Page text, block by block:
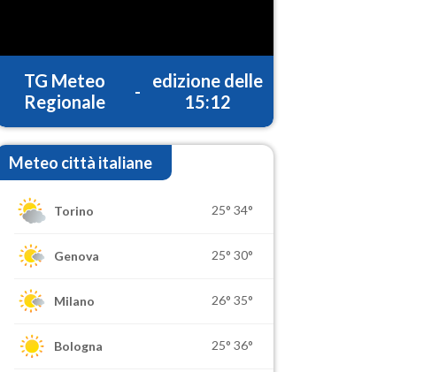
TG Meteo
Regionale
-
edizione delle
15:12
Meteo città italiane
Torino 25° 34°
Genova 25° 30°
Milano 26° 35°
Bologna 25° 36°